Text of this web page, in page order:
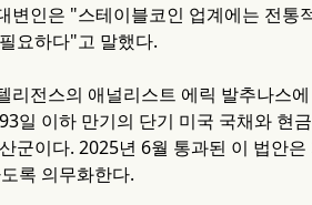
변인은 "스테이블코인 업계에는 전통
요하다"고 말했다.
리전스의 애널리스트 에릭 발추나스
일 이하 만기의 단기 미국 국채와 현
군이다. 2025년 6월 통과된 이 법안
록 의무화한다.